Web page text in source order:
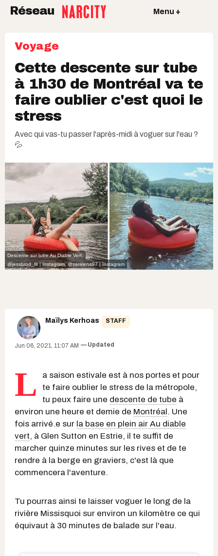
Réseau Menu +
Voyage
Cette descente sur tube
à 1h30 de Montréal va te
faire oublier c'est quoi le
stress
Avec qui vas-tu passer l'après-midi à voguer sur l'eau ?
💦
Descente sur tube Au Diable Vert.
@jessbrod_fit | Instagram, @saralena97 | Instagram
Maïlys Kerhoas STAFF
Jun 06, 2021, 11:07 AM Updated
L
a saison estivale est à nos portes et pour
te faire oublier le stress de la métropole,
tu peux faire une descente de tube à
environ une heure et demie de Montréal. Une
fois arrivé.e sur la base en plein air Au diable
vert, à Glen Sutton en Estrie, il te suffit de
marcher quinze minutes sur les rives et de te
rendre à la berge en graviers, c'est là que
commencera l'aventure.
Tu pourras ainsi te laisser voguer le long de la
rivière Missisquoi sur environ un kilomètre ce qui
équivaut à 30 minutes de balade sur l'eau.